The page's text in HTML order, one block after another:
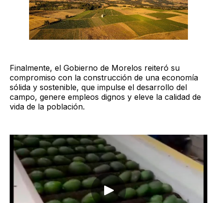
Finalmente, el Gobierno de Morelos reiteró su
compromiso con la construcción de una economía
sólida y sostenible, que impulse el desarrollo del
campo, genere empleos dignos y eleve la calidad de
vida de la población.